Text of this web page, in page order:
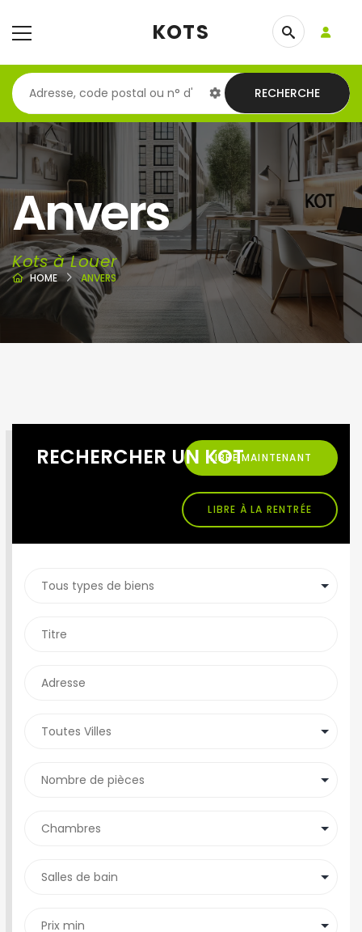
KOTS
RECHERCHE
Anvers
Kots à Louer
HOME ANVERS
RECHERCHER UN KOTLIBRE MAINTENANT
LIBRE À LA RENTRÉE